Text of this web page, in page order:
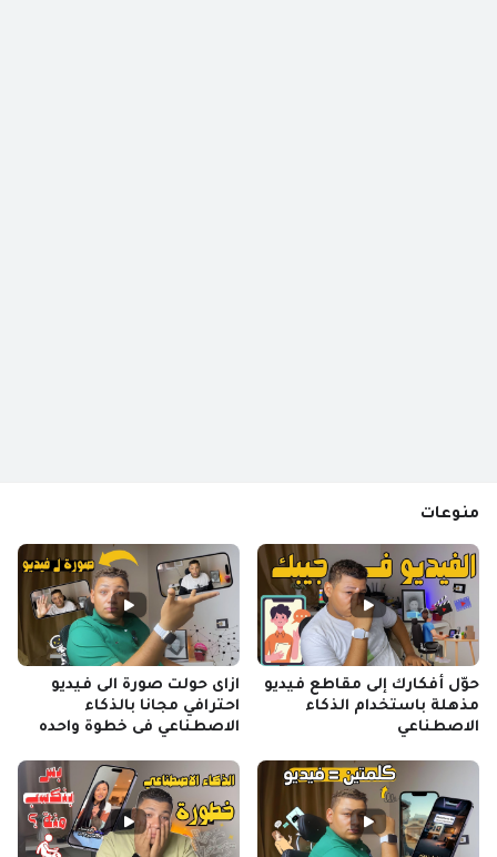
منوعات
حوّل أفكارك إلى مقاطع فيديو
مذهلة باستخدام الذكاء
الاصطناعي
ازاى حولت صورة الى فيديو
احترافي مجانا بالذكاء
الاصطناعي فى خطوة واحده